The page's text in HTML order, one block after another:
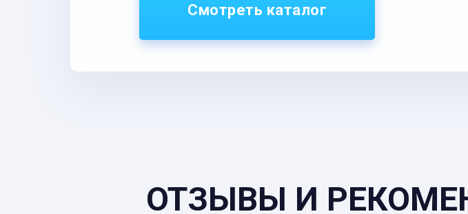
Смотреть каталог
ОТЗЫВЫ И